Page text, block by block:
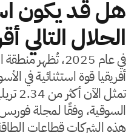
هل قد يكون
الحلال التالي
في عام 2025،
أفريقيا قوة استثنائية في
تمثل
السوقية، وفقًا لمجلة
هذه الشركات قطاعات